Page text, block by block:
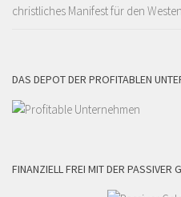
christliches Manifest für den Westen
DAS DEPOT DER PROFITABLEN
FINANZIELL FREI MIT DER PASSIVER